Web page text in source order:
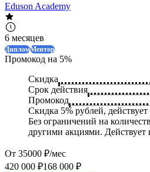
Eduson Academy
6 месяцев
ДипломМентор
Промокод на 5%
Скидка
Срок действия
Промокод
Скидка 5% рублей, действует
Без ограничений на
другими акциями. Действует
От 35000 ₽/мес
420 000 ₽168 000 ₽